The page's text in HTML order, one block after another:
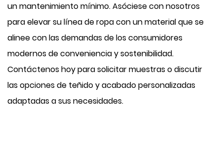
un mantenimiento mínimo. Asóciese con nosotros
para elevar su línea de ropa con un material que se
alinee con las demandas de los consumidores
modernos de conveniencia y sostenibilidad.
Contáctenos hoy para solicitar muestras o discutir
las opciones de teñido y acabado personalizadas
adaptadas a sus necesidades.